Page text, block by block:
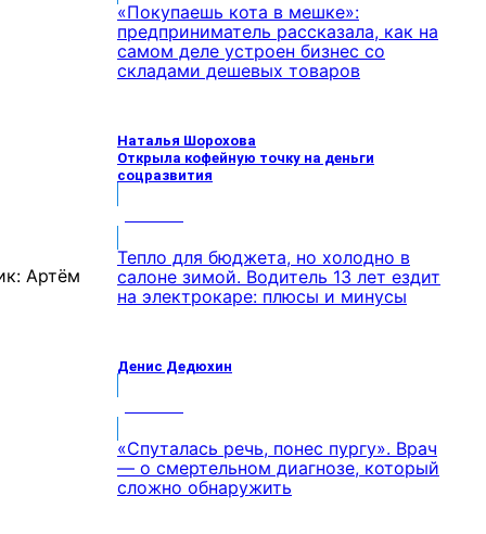
«Покупаешь кота в мешке»:
предприниматель рассказала, как на
самом деле устроен бизнес со
складами дешевых товаров
Наталья Шорохова
Открыла кофейную точку на деньги
соцразвития
Тепло для бюджета, но холодно в
салоне зимой. Водитель 13 лет ездит
на электрокаре: плюсы и минусы
Денис Дедюхин
«Спуталась речь, понес пургу». Врач
— о смертельном диагнозе, который
сложно обнаружить